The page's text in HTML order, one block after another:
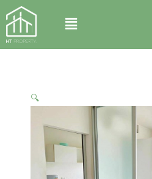
Skip
to
content
Menu
🔍